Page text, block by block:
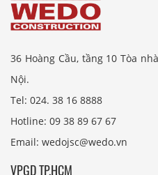
36 Hoàng Cầu, tầng 10 Tòa
Nội.
Tel: 024. 38 16 8888
Hotline: 09 38 89 67 67
Email: wedojsc@wedo.vn
VPGD TP.HCM